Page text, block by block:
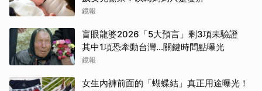
鏡報
盲眼龍婆2026「5大預言」剩3項未驗證
其中1項恐牽動台灣...關鍵時間點曝光
鏡報
女生內褲前面的「蝴蝶結」真正用途曝光！
取消